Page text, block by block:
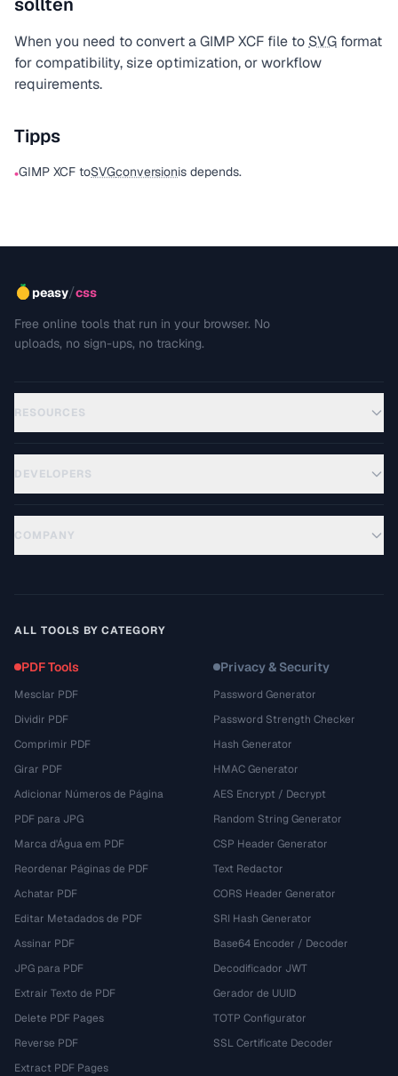
When you need to convert a GIMP XCF file to SVG format
for compatibility, size optimization, or workflow
requirements.
Tipps
•GIMP XCF toSVGconversionis depends.
peasy/css
Free online tools that run in your browser. No
uploads, no sign-ups, no tracking.
RESOURCES
DEVELOPERS
COMPANY
ALL TOOLS BY CATEGORY
PDF Tools
Mesclar PDF
Dividir PDF
Comprimir PDF
Girar PDF
Adicionar Números de Página
PDF para JPG
Marca d'Água em PDF
Reordenar Páginas de PDF
Achatar PDF
Editar Metadados de PDF
Assinar PDF
JPG para PDF
Extrair Texto de PDF
Delete PDF Pages
Reverse PDF
Extract PDF Pages
Privacy & Security
Password Generator
Password Strength Checker
Hash Generator
HMAC Generator
AES Encrypt / Decrypt
Random String Generator
CSP Header Generator
Text Redactor
CORS Header Generator
SRI Hash Generator
Base64 Encoder / Decoder
Decodificador JWT
Gerador de UUID
TOTP Configurator
SSL Certificate Decoder